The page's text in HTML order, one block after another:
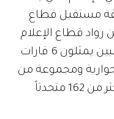
"صياغة مستقبل قطاع
مشاركة أكثر من 1200 من رواد قطاع الإعلام
والمتخصصين والمؤثرين العالميين يمثلون 6 قارات
العالم، ويتضمن أكثر من 30 حوارية ومجموعة من
ورش العمل التي يشارك فيها أكثر من 162 متحدثاً